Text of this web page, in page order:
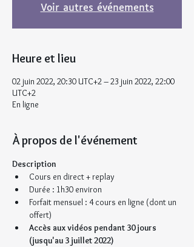
Voir autres événements
Heure et lieu
02 juin 2022, 20:30 UTC+2 – 23 juin 2022, 22:00
UTC+2
En ligne
À propos de l'événement
Description
Cours en direct + replay
Durée : 1h30 environ
Forfait mensuel : 4 cours en ligne (dont un
offert)
Accès aux vidéos pendant 30 jours
(jusqu'au 3 juillet 2022)